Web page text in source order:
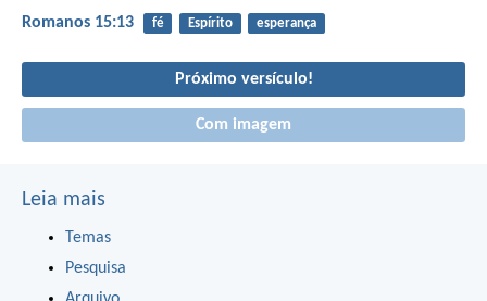
Romanos 15:13 fé Espírito esperança
Próximo versículo!
Com imagem
Leia mais
Temas
Pesquisa